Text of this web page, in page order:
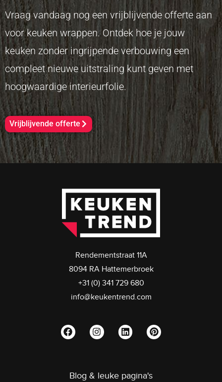
Vraag vandaag nog een vrijblijvende offerte aan
voor keuken wrappen. Ontdek hoe je jouw
keuken zonder ingrijpende verbouwing een
compleet nieuwe uitstraling kunt geven met
hoogwaardige interieurfolie.
Vrijblijvende offerte
Rendementstraat 11A
8094 RA Hattemerbroek
+31 (0) 341 729 680
info@keukentrend.com
Blog & leuke pagina's